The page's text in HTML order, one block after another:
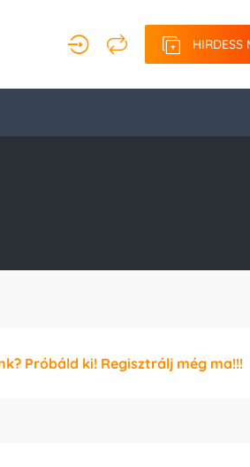
HIRDESS
Próbáld ki! Regisztrálj még ma!!!